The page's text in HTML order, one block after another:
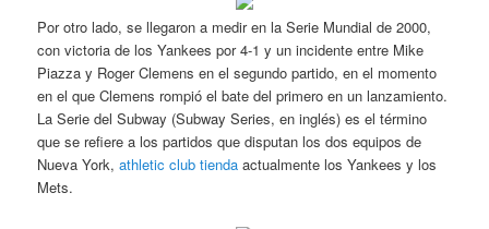
Por otro lado, se llegaron a medir en la Serie Mundial de 2000,
con victoria de los Yankees por 4-1 y un incidente entre Mike
Piazza y Roger Clemens en el segundo partido, en el momento
en el que Clemens rompió el bate del primero en un lanzamiento.
La Serie del Subway (Subway Series, en inglés) es el término
que se refiere a los partidos que disputan los dos equipos de
Nueva York,athletic club tienda actualmente los Yankees y los
Mets.